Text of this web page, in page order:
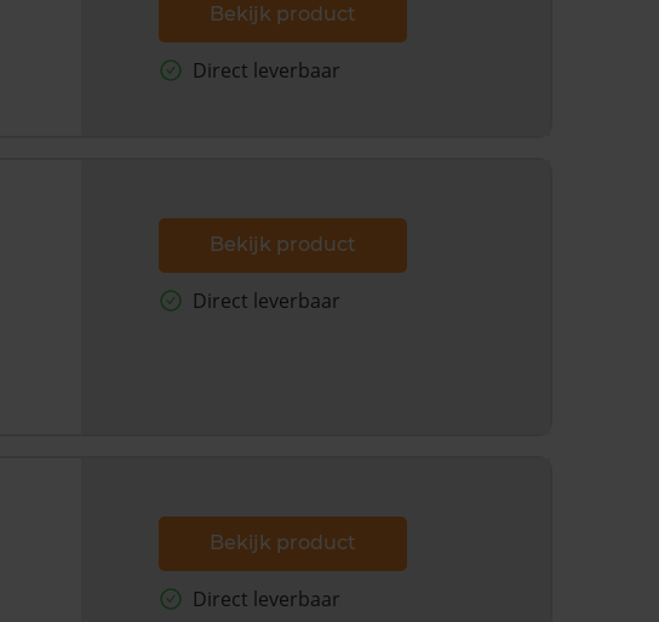
Bekijk product
Direct leverbaar
Bekijk product
Direct leverbaar
Bekijk product
Direct leverbaar